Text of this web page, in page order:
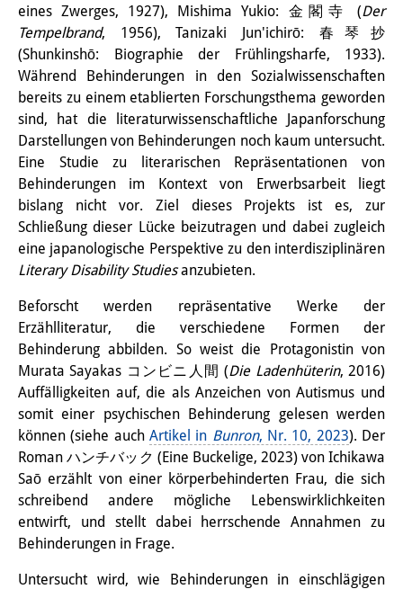
Publikationen
Publikationsübersicht
Contemporary Japan
DIJ Monographienreihe
DIJ Working Papers
DIJ Newsletter
DIJ Videos
Miscellanea
Podcasts
Frühere Publikationsreihen
Bibliothek
Die Bibliothek ist für die
Öffentlichkeit zugänglich.
Bitte melden Sie sich vorher an.
Information
Katalog
eines Zwerges, 1927), Mishima Yukio: 金閣寺 (Der
Tempelbrand, 1956), Tanizaki Jun'ichirō: 春琴抄
(Shunkinshō: Biographie der Frühlingsharfe, 1933).
Während Behinderungen in den Sozialwissenschaften
bereits zu einem etablierten Forschungsthema geworden
sind, hat die literaturwissenschaftliche Japanforschung
Darstellungen von Behinderungen noch kaum untersucht.
Eine Studie zu literarischen Repräsentationen von
Behinderungen im Kontext von Erwerbsarbeit liegt
bislang nicht vor. Ziel dieses Projekts ist es, zur
Schließung dieser Lücke beizutragen und dabei zugleich
eine japanologische Perspektive zu den interdisziplinären
Literary Disability Studiesanzubieten.
Beforscht werden repräsentative Werke der
Erzählliteratur, die verschiedene Formen der
Behinderung abbilden. So weist die Protagonistin von
Murata Sayakas コンビニ人間 (Die Ladenhüterin, 2016)
Auffälligkeiten auf, die als Anzeichen von Autismus und
somit einer psychischen Behinderung gelesen werden
können (siehe auch Artikel in Bunron, Nr. 10, 2023). Der
Roman ハンチバック (Eine Buckelige, 2023) von Ichikawa
Saō erzählt von einer körperbehinderten Frau, die sich
schreibend andere mögliche Lebenswirklichkeiten
entwirft, und stellt dabei herrschende Annahmen zu
Behinderungen in Frage.
Untersucht wird, wie Behinderungen in einschlägigen